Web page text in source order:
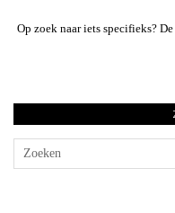
Op zoek naar iets specifieks?